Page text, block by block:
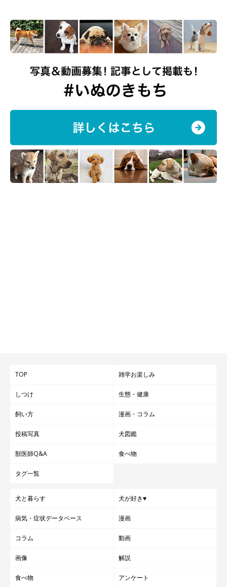
TOP 雑学お楽しみ
しつけ 生態・健康
飼い方 漫画・コラム
投稿写真 犬図鑑
獣医師Q&A 食べ物
タグ一覧
犬と暮らす 犬が好き♥
病気・症状データベース 漫画
コラム 動画
画像 解説
食べ物 アンケート